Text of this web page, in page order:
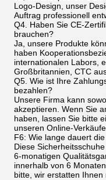
Logo-Design, unser
Auftrag professionell
Q4. Haben Sie CE-
brauchen?
Ja, unsere Produkte
haben
internationalen Labors,
Großbritannien, CTC
Q5. Wie ist Ihre
bezahlen?
Unsere Firma kann
akzeptieren. Wenn Sie
haben, lassen Sie bitte
unseren Online-
F6: Wie lange dauert
Diese
6-monatigen
innerhalb von 6
bitte, wir erstatten Ihnen